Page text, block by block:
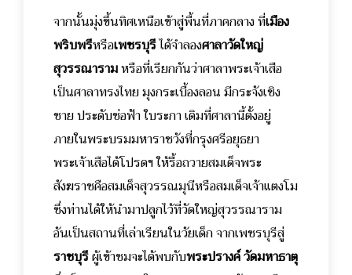
จากนั้นมุ่งขึ้นทิศเหนือเข้าสู่พื้นที่ภาคกลาง ที่เมือง
พริบพรีหรือเพชรบุรีได้จำลองศาลาวัดใหญ่
สุวรรณารามหรือที่เรียกกันว่าศาลาพระเจ้าเสือ
เป็นศาลาทรงไทย มุงกระเบื้องลอน มีกระจังเชิง
ชาย ประดับช่อฟ้า ใบระกา เดิมที่ศาลานี้ตั้งอยู่
ภายในพระบรมมหาราชวังที่กรุงศรีอยุธยา
พระเจ้าเสือได้โปรดฯ ให้รื้อถวายสมเด็จพระ
สังฆราชคือสมเด็จสุวรรณมุนีหรือสมเด็จเจ้าแตงโม
ซึ่งท่านได้ให้นำมาปลูกไว้ที่วัดใหญ่สุวรรณาราม
อันเป็นสถานที่เล่าเรียนในวัยเด็กจากเพชรบุรีสู่
ราชบุรีผู้เข้าชมจะได้พบกับพระปรางค์ วัดมหาธาตุ